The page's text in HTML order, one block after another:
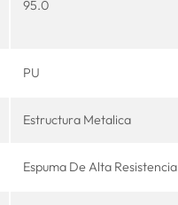
95.0
PU
Estructura Metalica
Espuma De Alta Resistencia